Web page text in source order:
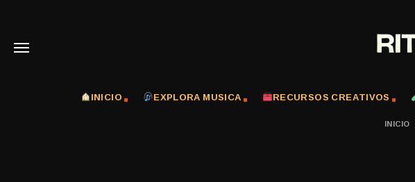
INICIO EXPLORA MUSICA RECURSOS CREATIVOS
INICIO